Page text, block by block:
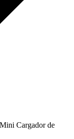
Cargador de